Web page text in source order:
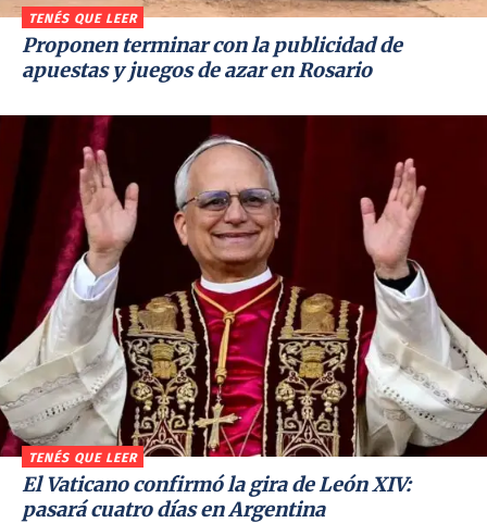
TENÉS QUE LEER
Proponen terminar con la publicidad de
apuestas y juegos de azar en Rosario
TENÉS QUE LEER
El Vaticano confirmó la gira de León XIV:
pasará cuatro días en Argentina